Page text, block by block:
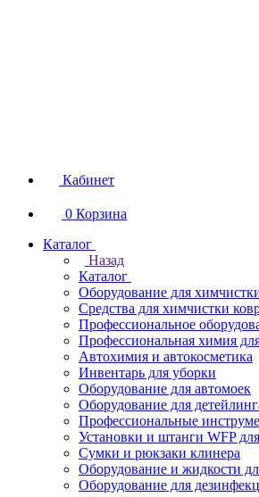
Кабинет
0 Корзина
Каталог
Назад
Каталог
Оборудование для
Средства для химчистки
Профессиональное
Профессиональная химия
Автохимия и автокосметика
Инвентарь для уборки
Оборудование для автомоек
Оборудование для
Профессиональные
Установки и штанги WFP
Сумки и рюкзаки клинера
Оборудование и жидкости
Оборудование для